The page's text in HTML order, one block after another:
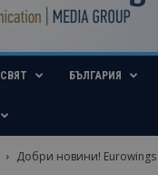
СВЯТ БЪЛГАРИЯ
Добри новини! Eurowings